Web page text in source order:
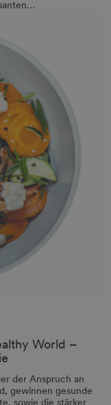
World –
der Anspruch an
gewinnen gesunde
sowie die stärker